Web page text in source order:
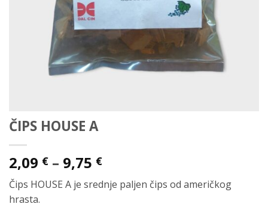
ČIPS HOUSE A
2,09 € – 9,75 €Raspon
cijena:
od
Čips HOUSE A je srednje paljen čips od američkog
hrasta.